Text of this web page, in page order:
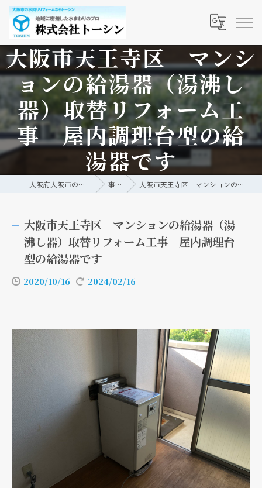
大阪市天王寺区 マンシ
ョンの給湯器（湯沸し
器）取替リフォーム工
事 屋内調理台型の給
湯器です
大阪府大阪市の水回りリフォームなら株式会社トーシン 事例/ブログ 大阪市天王寺区 マンションの給湯器（湯沸し器）取替リフォーム工事 屋内調理台型の給湯器です
大阪市天王寺区 マンションの給湯器（湯
沸し器）取替リフォーム工事 屋内調理台
型の給湯器です
2020/10/16 2024/02/16